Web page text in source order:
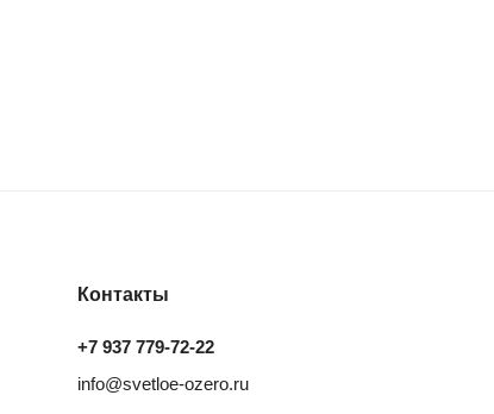
Контакты
+7 937 779‑72‑22
info@svetloe-ozero.ru